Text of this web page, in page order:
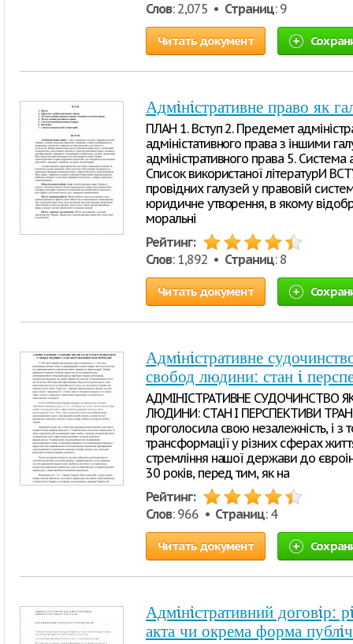
Слов: 2,075 • Страниц: 9
Читать документ
Адмiнiстративне право як
ПЛАН 1. Вступ 2. Предемет
адміністативного права з іншими
адміністративного права 5. Система
Список використаної літературИ
провідних галузей у правовій
юридичне утворення, в якому
моральні
Рейтинг:
Слов: 1,892 • Страниц: 8
Читать документ
Адмiнiстративне
свобод людини: стан i
АДМІНІСТРАТИВНЕ СУДОЧИНСТВО
ЛЮДИНИ: СТАН І ПЕРСПЕКТИВИ
проголосила свою незалежність, і з
трансформації у різних сферах
стремління нашої держави до
30 років, перед тим, як на
Рейтинг:
Слов: 966 • Страниц: 4
Читать документ
Адмiнiстративний договiр:
акта чи окрема форма